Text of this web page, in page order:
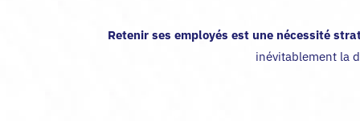
Retenir ses employés est une nécessité
inévitablement la